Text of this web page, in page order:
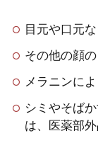
目元や口元
その他の顔
メラニンに
シミやそば
は、医薬部